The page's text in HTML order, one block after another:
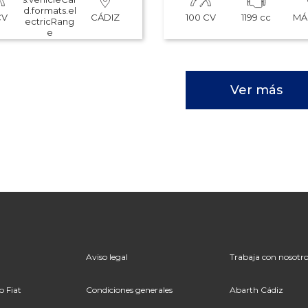
d.formats.el
ectricRang
e
CÁDIZ 100 CV 1199 cc
Ver más
Fiat
Aviso legal
Condiciones generales
Trabaja con
Abarth Cádiz